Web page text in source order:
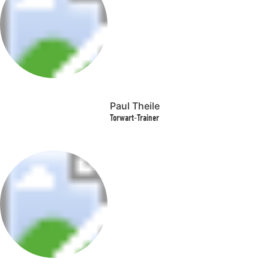
Paul Theile
Torwart-Trainer